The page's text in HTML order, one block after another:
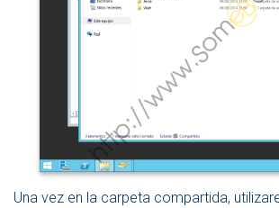
Una vez en la carpeta compartida,